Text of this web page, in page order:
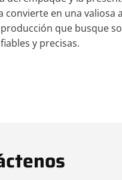
convierte en una valiosa
que busque
y precisas.